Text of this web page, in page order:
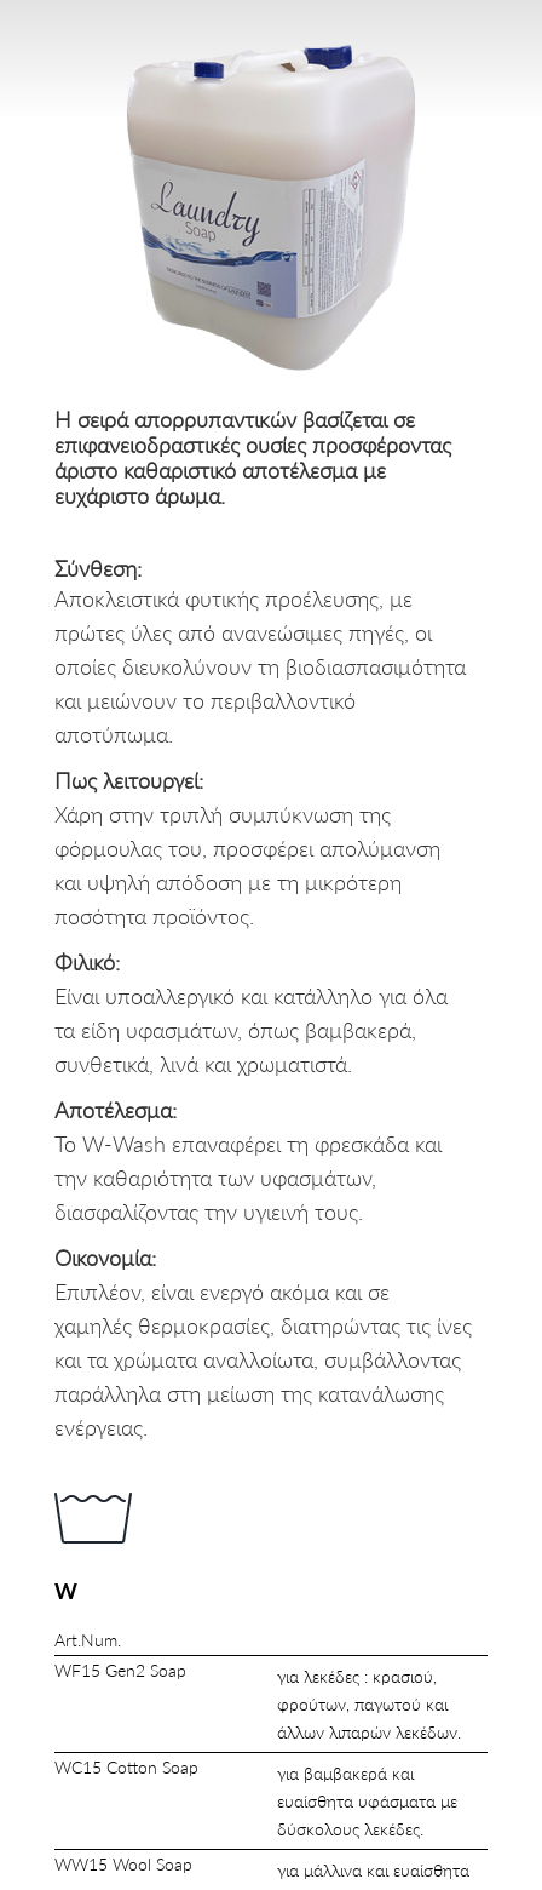
Η σειρά απορρυπαντικών βασίζεται σε
επιφανειοδραστικές ουσίες προσφέροντας
άριστο καθαριστικό αποτέλεσμα με
ευχάριστο άρωμα.
Σύνθεση:
Αποκλειστικά φυτικής προέλευσης, με
πρώτες ύλες από ανανεώσιμες πηγές, οι
οποίες διευκολύνουν τη βιοδιασπασιμότητα
και μειώνουν το περιβαλλοντικό
αποτύπωμα.
Πως λειτουργεί:
Χάρη στην τριπλή συμπύκνωση της
φόρμουλας του, προσφέρει απολύμανση
και υψηλή απόδοση με τη μικρότερη
ποσότητα προϊόντος.
Φιλικό:
Είναι υποαλλεργικό και κατάλληλο για όλα
τα είδη υφασμάτων, όπως βαμβακερά,
συνθετικά, λινά και χρωματιστά.
Αποτέλεσμα:
Το W-Wash επαναφέρει τη φρεσκάδα και
την καθαριότητα των υφασμάτων,
διασφαλίζοντας την υγιεινή τους.
Οικονομία:
Επιπλέον, είναι ενεργό ακόμα και σε
χαμηλές θερμοκρασίες, διατηρώντας τις ίνες
και τα χρώματα αναλλοίωτα, συμβάλλοντας
παράλληλα στη μείωση της κατανάλωσης
ενέργειας.
W
Art.Num.
WF15 Gen2 Soap
WC15 Cotton Soap
WW15 Wool Soap
για λεκέδες : κρασιού,
φρούτων, παγωτού και
άλλων λιπαρών λεκέδων.
για βαμβακερά και
ευαίσθητα υφάσματα με
δύσκολους λεκέδες.
για μάλλινα και ευαίσθητα